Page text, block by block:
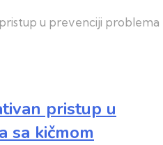
pristup u
sa kičmom